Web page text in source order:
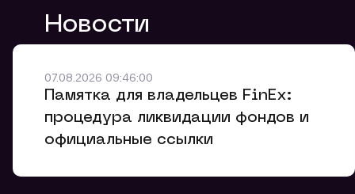
Новости
07.08.2026 09:46:00
Памятка для владельцев FinEx:
процедура ликвидации фондов и
официальные ссылки
Ваше